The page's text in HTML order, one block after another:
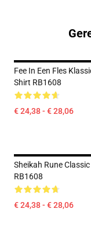
Fee In Een Fles
Shirt RB1608
€ 24,38 - € 28,06
Sheikah Rune Classic
RB1608
€ 24,38 - € 28,06